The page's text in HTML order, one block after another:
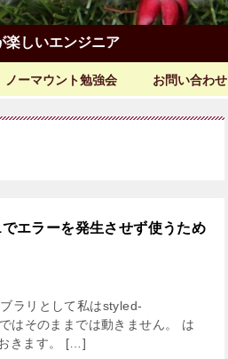
楽しいエンジニア
ノーマウント勉強会 お問い合わせ
エラーを発生させず使うため
ラリとして私はstyled-
はそのままでは動きません。 は
きます。 […]